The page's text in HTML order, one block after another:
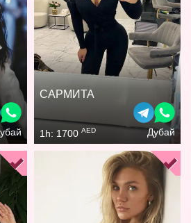
САРМИТА
1h: 1700AED Дубай